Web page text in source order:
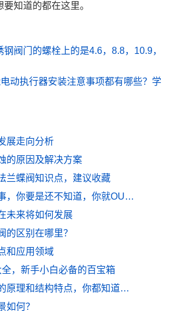
知道的都在这里。
钢阀门的螺栓上的是4.6，8.8，10.9，
动执行器安装注意事项都有哪些？学
展走向分析
的原因及解决方案
兰蝶阀知识点，建议收藏
美标阀门的那些事，你要是还不知道，你就OUT了
未来将如何发展
的区别在哪里？
和应用领域
，新手小白必备的百宝箱
不锈钢三通球阀的原理和结构特点，你都知道哪些？
如何？